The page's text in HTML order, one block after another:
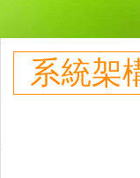
系統架